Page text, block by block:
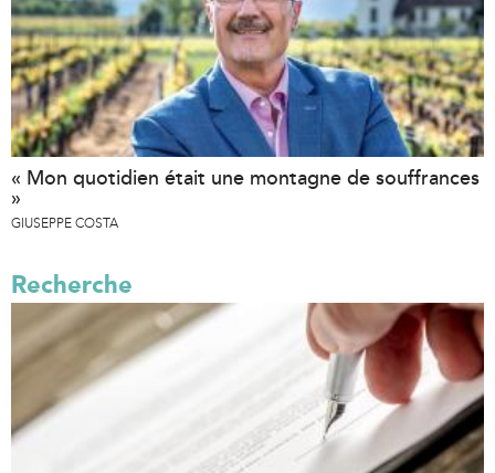
« Mon quotidien était une montagne de souffrances
»
GIUSEPPE COSTA
Recherche